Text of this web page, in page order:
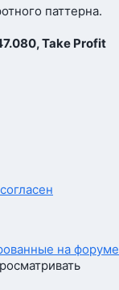
паттерна.
Take Profit
на форуме